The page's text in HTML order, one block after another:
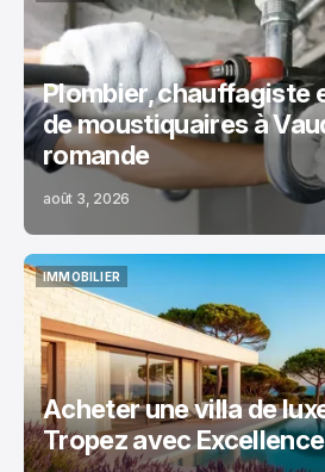
MAISON
Plombier, chauffagiste
de moustiquaires à
romande
août 3, 2026
IMMOBILIER
IMMOBILIER
Acheter une villa de
Tropez avec